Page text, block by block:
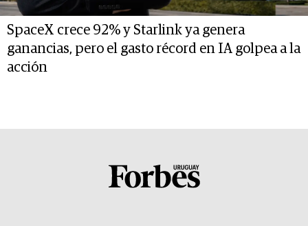
SpaceX crece 92% y Starlink ya genera
ganancias, pero el gasto récord en IA golpea a la
acción